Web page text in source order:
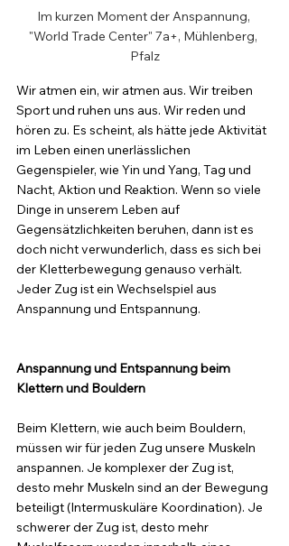
Im kurzen Moment der Anspannung,
"World Trade Center" 7a+, Mühlenberg,
Pfalz
Wir atmen ein, wir atmen aus. Wir treiben
Sport und ruhen uns aus. Wir reden und
hören zu. Es scheint, als hätte jede Aktivität
im Leben einen unerlässlichen
Gegenspieler, wie Yin und Yang, Tag und
Nacht, Aktion und Reaktion. Wenn so viele
Dinge in unserem Leben auf
Gegensätzlichkeiten beruhen, dann ist es
doch nicht verwunderlich, dass es sich bei
der Kletterbewegung genauso verhält.
Jeder Zug ist ein Wechselspiel aus
Anspannung und Entspannung.
Anspannung und Entspannung beim
Klettern und Bouldern
Beim Klettern, wie auch beim Bouldern,
müssen wir für jeden Zug unsere Muskeln
anspannen. Je komplexer der Zug ist,
desto mehr Muskeln sind an der Bewegung
beteiligt (Intermuskuläre Koordination). Je
schwerer der Zug ist, desto mehr